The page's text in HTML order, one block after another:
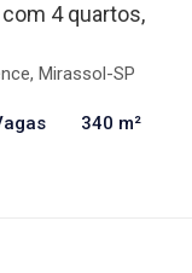
4 quartos,
Mirassol-SP
340 m²